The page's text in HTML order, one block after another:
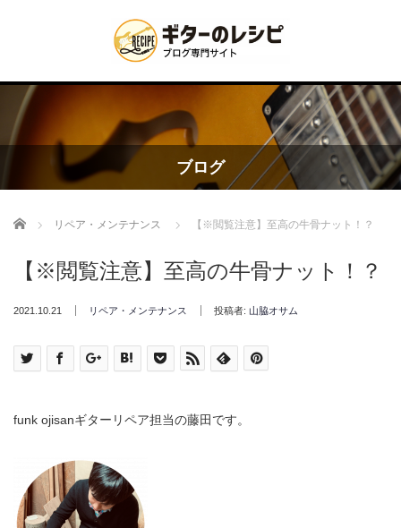
ブログ
Home リペア・メンテナンス 【※閲覧注意】至高の牛骨ナット！？
【※閲覧注意】至高の牛骨ナット！？
2021.10.21 リペア・メンテナンス 投稿者: 山脇オサム
funk ojisanギターリペア担当の藤田です。